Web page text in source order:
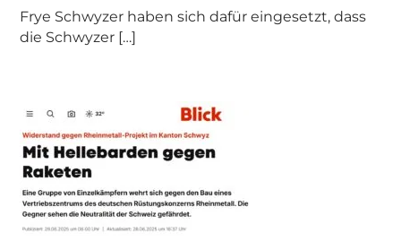
Frye Schwyzer haben sich dafür eingesetzt, dass
die Schwyzer […]